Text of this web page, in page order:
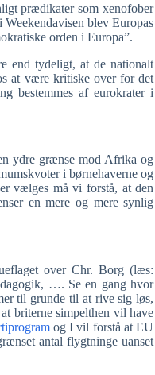
prædikater som xenofober
blev Europas
orden i Europa”.
end tydeligt, at de nationalt
at være kritiske over for det
bestemmes af eurokrater i
ydre grænse mod Afrika og
i børnehaverne og
vælges må vi forstå, at den
en mere og mere synlig
over Chr. Borg (læs:
…. Se en gang hvor
til grunde til at rive sig løs,
briterne simpelthen vil have
og I vil forstå at EU
antal flygtninge uanset